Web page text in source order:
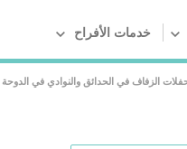
خدمات الأفراح
الزفاف في الحدائق والنوادي في الدوحة